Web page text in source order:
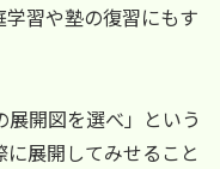
習や塾の復習にもす
開図を選べ」という
展開してみせること